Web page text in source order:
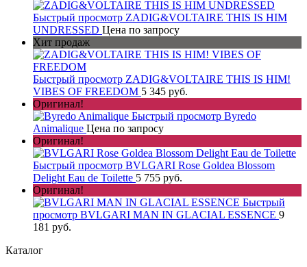
Быстрый просмотр ZADIG&VOLTAIRE THIS IS HIM
UNDRESSED Цена по запросу
Хит продаж
Быстрый просмотр ZADIG&VOLTAIRE THIS IS HIM!
VIBES OF FREEDOM 5 345 руб.
Оригинал!
Быстрый просмотр Byredo
Animalique Цена по запросу
Оригинал!
Быстрый просмотр BVLGARI Rose Goldea Blossom
Delight Eau de Toilette 5 755 руб.
Оригинал!
Быстрый
просмотр BVLGARI MAN IN GLACIAL ESSENCE 9
181 руб.
Каталог